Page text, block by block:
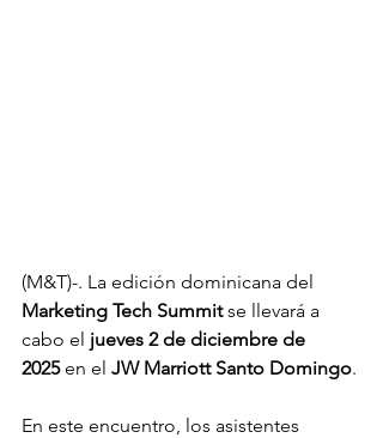
(M&T)-. La edición dominicana del
Marketing Tech Summit se llevará a
cabo el jueves 2 de diciembre de
2025 en el JW Marriott Santo Domingo.
En este encuentro, los asistentes